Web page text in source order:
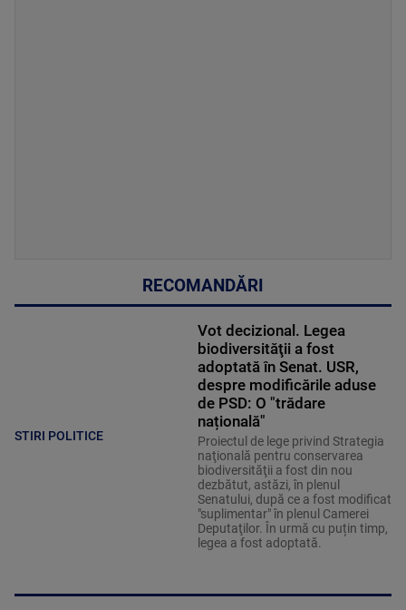
RECOMANDĂRI
STIRI POLITICE
Vot decizional. Legea
biodiversităţii a fost
adoptată în Senat. USR,
despre modificările aduse
de PSD: O "trădare
națională"
Proiectul de lege privind Strategia
naţională pentru conservarea
biodiversităţii a fost din nou
dezbătut, astăzi, în plenul
Senatului, după ce a fost modificat
"suplimentar" în plenul Camerei
Deputaţilor. În urmă cu puțin timp,
legea a fost adoptată.